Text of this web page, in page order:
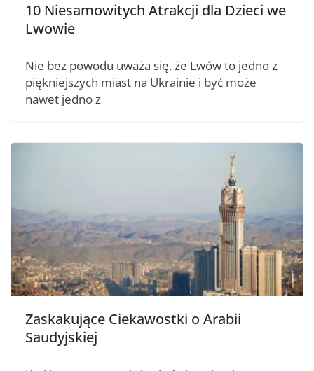
10 Niesamowitych Atrakcji dla Dzieci we
Lwowie
Nie bez powodu uważa się, że Lwów to jedno z
piękniejszych miast na Ukrainie i być może
nawet jedno z
Zaskakujące Ciekawostki o Arabii
Saudyjskiej